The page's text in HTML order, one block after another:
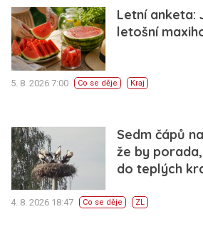
Letní anketa:
letošní
5. 8. 2026 7:00 Co se děje Kraj
Sedm čápů
že by
do teplých
4. 8. 2026 18:47 Co se děje ZL